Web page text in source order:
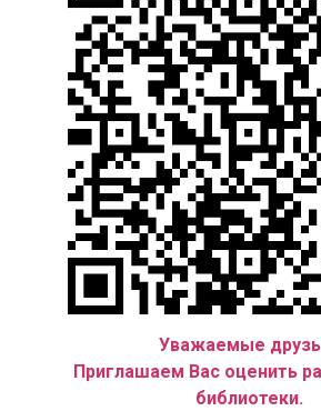
Уважаемые
Приглашаем Вас оценить
библиотеки.